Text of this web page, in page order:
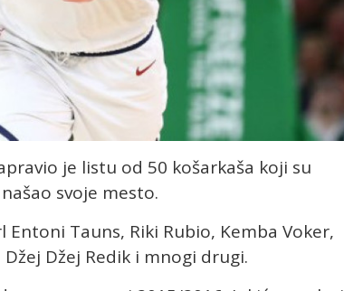
je listu od 50 košarkaša koji su
svoje mesto.
Tauns, Riki Rubio, Kemba Voker,
Džej Redik i mnogi drugi.